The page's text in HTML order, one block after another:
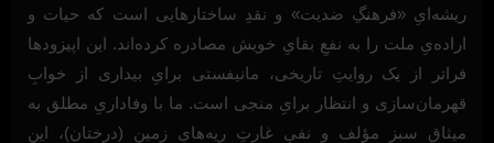
ریشه‌ایِ «فرهنگِ ضدیت» و نقدِ ساختارهایی است که حیات و
اراده‌یِ ملت را به نفعِ بقایِ خویش مصادره کرده‌اند. این اپیزودها
فراتر از یک روایتِ تاریخی، مانیفستی برایِ بیداری از خوابِ
قهرمان‌سازی و انتظار برایِ منجی است. ما با وفاداریِ مطلق به
میثاقِ سبزِ مؤلف و نفیِ غارتِ ریه‌هایِ زمین (درختان)، این